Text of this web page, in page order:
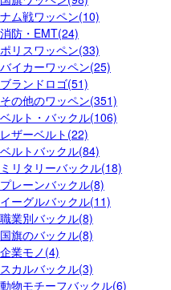
ナム戦ワッペン(10)
消防・EMT(24)
ポリスワッペン(33)
バイカーワッペン(25)
ブランドロゴ(51)
その他のワッペン(351)
ベルト・バックル(106)
レザーベルト(22)
ベルトバックル(84)
ミリタリーバックル(18)
プレーンバックル(8)
イーグルバックル(11)
職業別バックル(8)
国旗のバックル(8)
企業モノ(4)
スカルバックル(3)
動物モチーフバックル(6)